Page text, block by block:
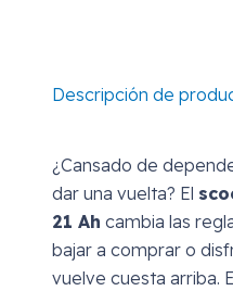
Descripción de
¿Cansado de
dar una vuelta? El
21 Ah cambia las
bajar a comprar o
vuelve cuesta arriba.